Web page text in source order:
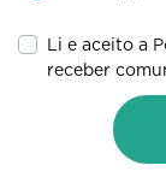
Li e aceito a
receber